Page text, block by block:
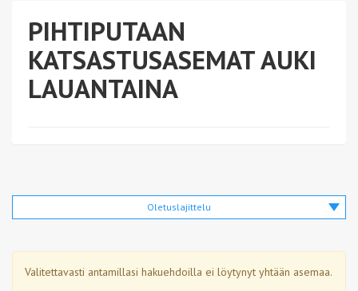
PIHTIPUTAAN
KATSASTUSASEMAT AUKI
LAUANTAINA
Oletuslajittelu
Valitettavasti antamillasi hakuehdoilla ei löytynyt yhtään asemaa.